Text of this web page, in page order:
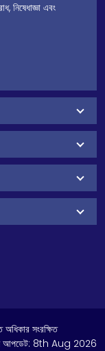
নিষেধাজ্ঞা এবং
সংরক্ষিত
আপডেট: 8th Aug 2026